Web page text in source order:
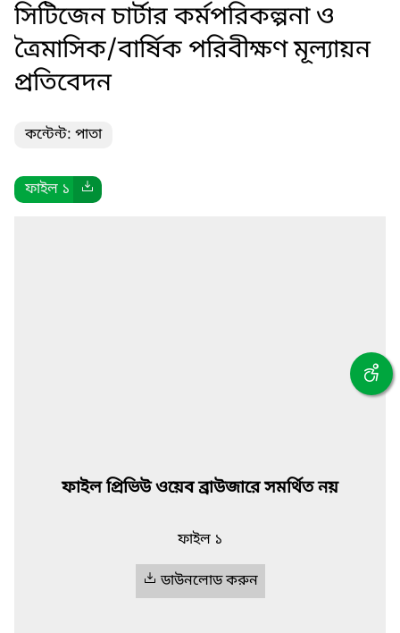
সিটিজেন চার্টার কর্মপরিকল্পনা ও
ত্রৈমাসিক/বার্ষিক পরিবীক্ষণ মূল্যায়ন
প্রতিবেদন
কন্টেন্ট: পাতা
ফাইল ১
ফাইল প্রিভিউ ওয়েব ব্রাউজারে সমর্থিত নয়
ফাইল ১
ডাউনলোড করুন